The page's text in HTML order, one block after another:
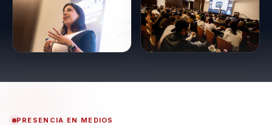
PRESENCIA EN MEDIOS